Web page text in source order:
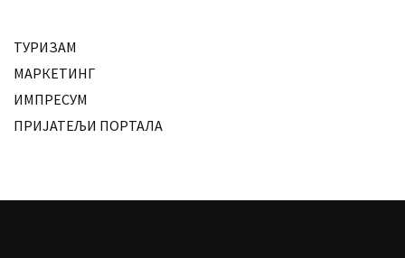
ТУРИЗАМ
МАРКЕТИНГ
ИМПРЕСУМ
ПРИЈАТЕЉИ ПОРТАЛА